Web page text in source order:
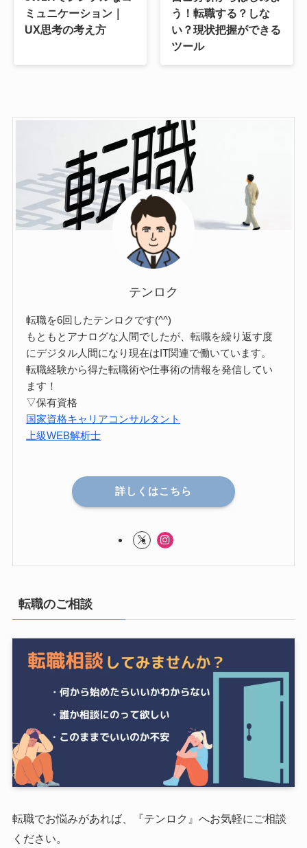
ミュニケーション｜
UX思考の考え方
う！転職する？しな
い？現状把握ができる
ツール
テンロク
転職を6回したテンロクです(^^)
もともとアナログな人間でしたが、転職を繰り返す度
にデジタル人間になり現在はIT関連で働いています。
転職経験から得た転職術や仕事術の情報を発信してい
ます！
▽保有資格
国家資格キャリアコンサルタント
上級WEB解析士
詳しくはこちら
転職のご相談
転職でお悩みがあれば、『テンロク』へお気軽にご相談
ください。